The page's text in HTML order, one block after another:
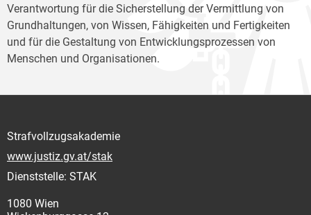
Verantwortung für die Sicherstellung der Vermittlung von
Grundhaltungen, von Wissen, Fähigkeiten und Fertigkeiten
und für die Gestaltung von Entwicklungsprozessen von
Menschen und Organisationen.
Strafvollzugsakademie
www.justiz.gv.at/stak
Dienststelle: STAK
1080 Wien